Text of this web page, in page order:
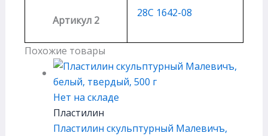
Артикул 2
28С 1642-08
Похожие товары
Нет на складе
Пластилин
Пластилин скульптурный Малевичъ,